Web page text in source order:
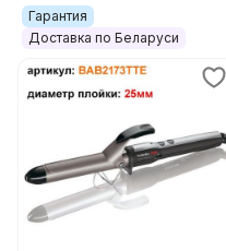
Гарантия
Доставка по Беларуси